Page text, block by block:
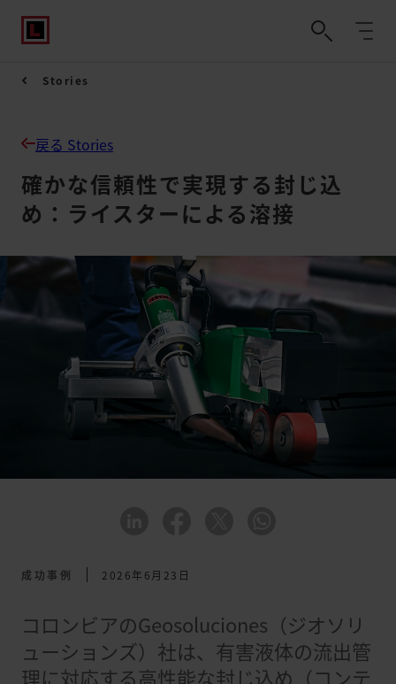
Stories
戻る Stories
確かな信頼性で実現する封じ込
め：ライスターによる溶接
成功事例 2026年6月23日
コロンビアのGeosoluciones（ジオソリ
ューションズ）社は、有害液体の流出管
理に対応する高性能な封じ込め（コンテ